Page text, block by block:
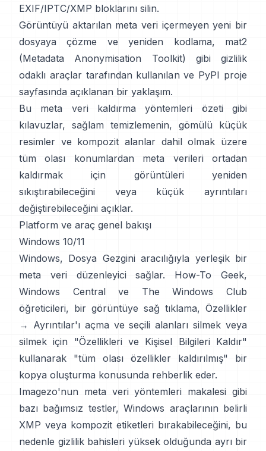
EXIF/IPTC/XMP bloklarını silin.
Görüntüyü aktarılan meta veri içermeyen yeni bir
dosyaya çözme ve yeniden kodlama,
mat2
(Metadata Anonymisation Toolkit)
gibi gizlilik
odaklı araçlar tarafından kullanılan ve PyPI proje
sayfasında açıklanan bir yaklaşım.
Bu meta veri kaldırma yöntemleri özeti
gibi
kılavuzlar, sağlam temizlemenin, gömülü küçük
resimler ve kompozit alanlar dahil olmak üzere
tüm olası konumlardan meta verileri ortadan
kaldırmak için görüntüleri yeniden
sıkıştırabileceğini veya küçük ayrıntıları
değiştirebileceğini açıklar.
Platform ve araç genel bakışı
Windows 10/11
Windows, Dosya Gezgini aracılığıyla yerleşik bir
meta veri düzenleyici sağlar.
How-To Geek,
Windows Central
ve
The Windows Club
öğreticileri, bir görüntüye sağ tıklama, Özellikler
→ Ayrıntılar'ı açma ve seçili alanları silmek veya
silmek için "Özellikleri ve Kişisel Bilgileri Kaldır"
kullanarak "tüm olası özellikler kaldırılmış" bir
kopya oluşturma konusunda rehberlik eder.
Imagezo'nun meta veri yöntemleri makalesi gibi
bazı bağımsız testler, Windows araçlarının belirli
XMP veya kompozit etiketleri bırakabileceğini, bu
nedenle gizlilik bahisleri yüksek olduğunda ayrı bir